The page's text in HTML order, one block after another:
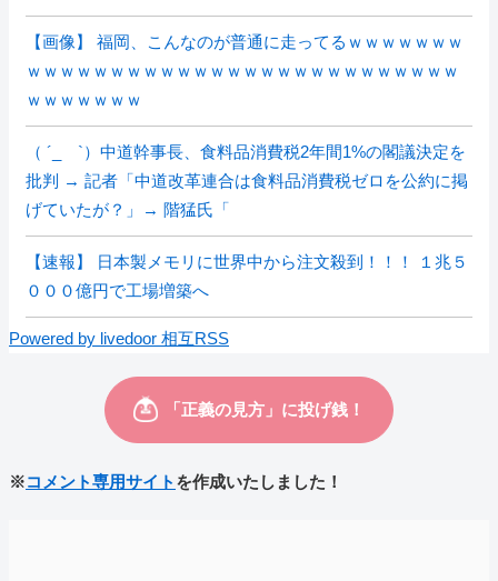
【画像】 福岡、こんなのが普通に走ってるｗｗｗｗｗｗｗ
ｗｗｗｗｗｗｗｗｗｗｗｗｗｗｗｗｗｗｗｗｗｗｗｗｗｗ
ｗｗｗｗｗｗｗ
（ ´_ゝ`）中道幹事長、食料品消費税2年間1%の閣議決定を
批判 → 記者「中道改革連合は食料品消費税ゼロを公約に掲
げていたが？」→ 階猛氏「
【速報】 日本製メモリに世界中から注文殺到！！！ １兆５
０００億円で工場増築へ
Powered by livedoor 相互RSS
※コメント専用サイト を作成いたしました！